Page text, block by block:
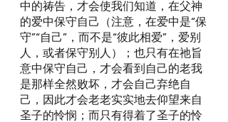
中的祷告，才会使我们知道，在父神
的爱中保守自己（注意，在爱中是“保
守”“自己”，而不是“彼此相爱”，爱别
人，或者保守别人）；也只有在祂旨
意中保守自己，才会看到自己的老我
是那样全然败坏，才会自己弃绝自
己，因此才会老老实实地去仰望来自
圣子的怜悯；而只有得着了圣子的怜